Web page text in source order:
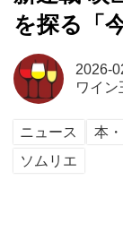
を探る「
2026-
ワイン
ニュース 本
ソムリエ